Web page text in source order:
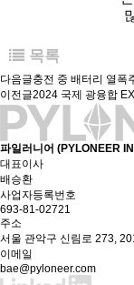
목록
다음글충전 중 배터리 열폭
이전글2024 국제 광융합
파일러니어 (PYLONEER
대표이사
배승환
사업자등록번호
693-81-02721
주소
서울 관악구 신림로 273,
이메일
bae@pyloneer.com